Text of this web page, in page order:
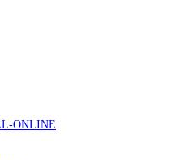
“Da urgência ao tribunal, cada
faz a diferença”
podem ficar sem médico de
do registo, alerta associação
ONLINE